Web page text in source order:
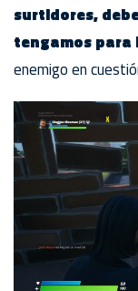
surtidores,
tengamos para
enemigo en